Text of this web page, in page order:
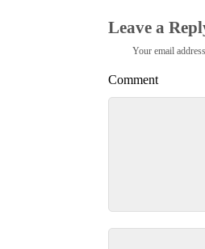
Leave a
Your email
Comment